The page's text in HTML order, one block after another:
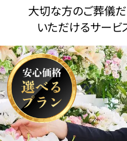
大切な方のご葬儀だ
いただけるサービ